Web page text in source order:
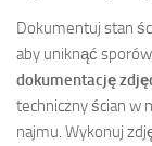
Dokumentuj stan
aby uniknąć
dokumentację
techniczny ścian w
najmu. Wykonuj